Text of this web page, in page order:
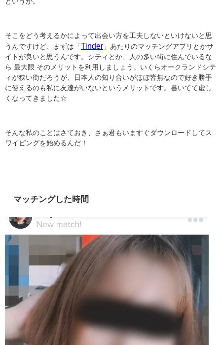
そこをどう考えるかによって出会い方を工夫しないといけないと思
うんですけど、まずは「 Tinder 」あたりのマッチングアプリとかサ
イトが良いと思うんです。シティとか、人の多い街に住んでいるな
ら 最大限 そのメリットを利用しましょう。いくらオークランドシテ
ィが狭い街だろうが、日本人の知り合いがほぼ皆無なので好き勝手
に使えるのも私に友達がいないというメリットです。書いてて虚し
くなってきました☆
そんな私のことはさておき、さぁ君もいますぐダウンロードしてス
ワイピングを始めるんだ！
マッチングした時間